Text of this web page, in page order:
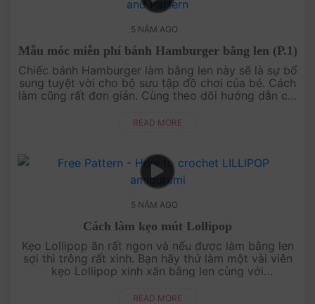
5 NĂM AGO
Mẫu móc miễn phí bánh Hamburger bằng len (P.1)
Chiếc bánh Hamburger làm bằng len này sẽ là sự bổ
sung tuyệt vời cho bộ sưu tập đồ chơi của bé. Cách
làm cũng rất đơn giản. Cùng theo dõi hướng dẫn chi
miễn phí ....
READ MORE
5 NĂM AGO
Cách làm kẹo mút Lollipop
Kẹo Lollipop ăn rất ngon và nếu được làm bằng len
sợi thì trông rất xinh. Bạn hãy thử làm một vài viên
kẹo Lollipop xinh xăn bằng len cùng với
sẵn ở đây, bấm và xem ngay....
READ MORE